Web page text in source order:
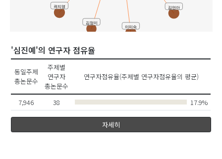
곽지영 김언아
김정미
이미숙
'심진예'의 연구자 점유율
동일주제
총논문수
주제별
연구자
총논문수
연구자점유율(주제별 연구자점유율의 평균)
7,946 38 17.9%
자세히